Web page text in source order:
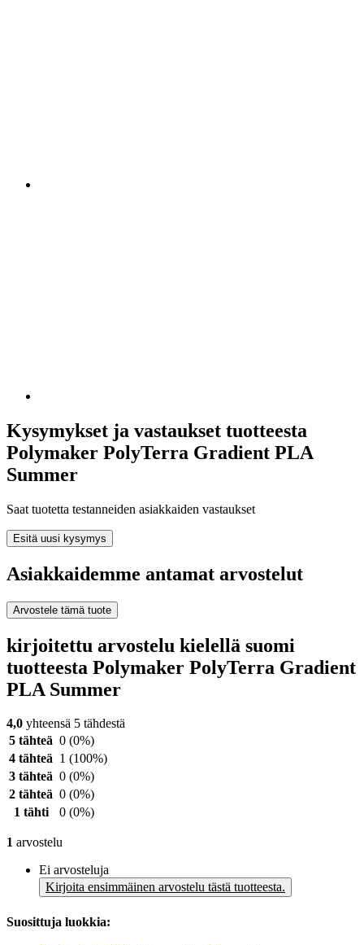
Kysymykset ja vastaukset tuotteesta
Polymaker PolyTerra Gradient PLA
Summer
Saat tuotetta testanneiden asiakkaiden vastaukset
Esitä uusi kysymys
Asiakkaidemme antamat arvostelut
Arvostele tämä tuote
kirjoitettu arvostelu kielellä suomi
tuotteesta Polymaker PolyTerra Gradient
PLA Summer
4,0 yhteensä 5 tähdestä
5 tähteä 0 (0%)
4 tähteä 1 (100%)
3 tähteä 0 (0%)
2 tähteä 0 (0%)
1 tähti
0 (0%)
1 arvostelu
Ei arvosteluja
Kirjoita ensimmäinen arvostelu tästä tuotteesta.
Suosittuja luokkia: